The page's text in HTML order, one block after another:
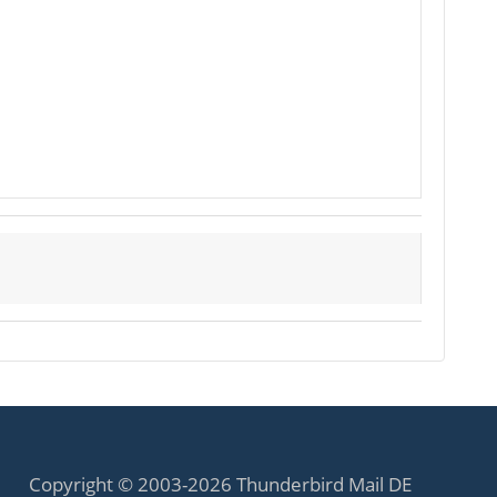
Copyright © 2003-2026 Thunderbird Mail DE